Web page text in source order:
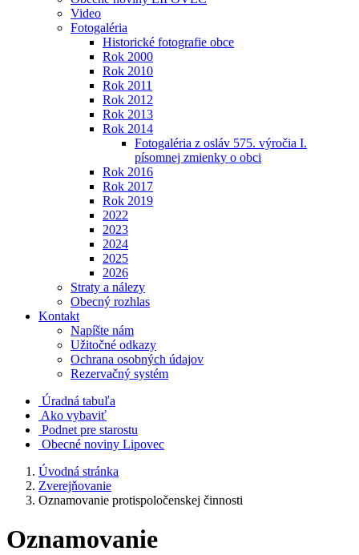
Video
Fotogaléria
Historické fotografie obce
Rok 2000
Rok 2010
Rok 2011
Rok 2012
Rok 2013
Rok 2014
Fotogaléria z osláv 575. výročia I.
písomnej zmienky o obci
Rok 2016
Rok 2017
Rok 2019
2022
2023
2024
2025
2026
Straty a nálezy
Obecný rozhlas
Kontakt
Napíšte nám
Užitočné odkazy
Ochrana osobných údajov
Rezervačný systém
Úradná tabuľa
Ako vybaviť
Podnet pre starostu
Obecné noviny Lipovec
Úvodná stránka
Zverejňovanie
Oznamovanie protispoločenskej činnosti
Oznamovanie